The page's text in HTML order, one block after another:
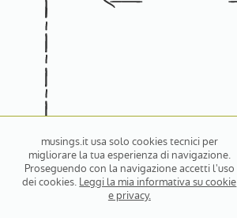
musings.it usa solo cookies tecnici per
migliorare la tua esperienza di navigazione.
Proseguendo con la navigazione accetti l'uso
dei cookies. Leggi la mia informativa su cookie
e privacy.